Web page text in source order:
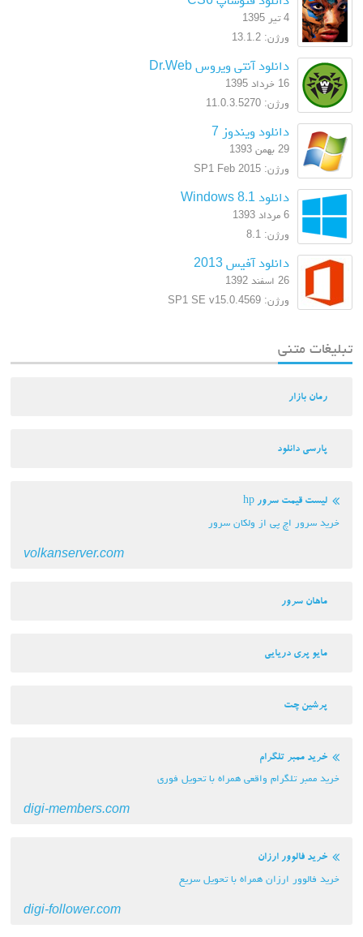
4 تیر 1395
ورژن: 13.1.2
دانلود آنتی ویروس Dr.Web
16 خرداد 1395
ورژن: 11.0.3.5270
دانلود ویندوز 7
29 بهمن 1393
ورژن: SP1 Feb 2015
دانلود Windows 8.1
6 مرداد 1393
ورژن: 8.1
دانلود آفیس 2013
26 اسفند 1392
ورژن: SP1 SE v15.0.4569
تبلیغات متنی
رمان بازار
پارسی دانلود
لیست قیمت سرور hp
خرید سرور اچ پی از ولکان سرور
volkanserver.com
ماهان سرور
مایو پری دریایی
پرشین چت
خرید ممبر تلگرام
خرید ممبر تلگرام واقعی همراه با تحویل فوری
digi-members.com
خرید فالوور ارزان
خرید فالوور ارزان همراه با تحویل سریع
digi-follower.com